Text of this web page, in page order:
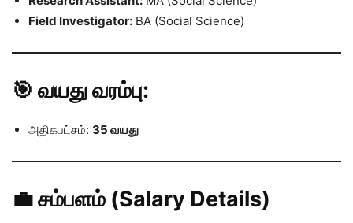
Field Investigator: BA (Social Science)
🎯 வயது வரம்பு:
அதிகபட்சம்: 35 வயது
💼 சம்பளம் (Salary Details)